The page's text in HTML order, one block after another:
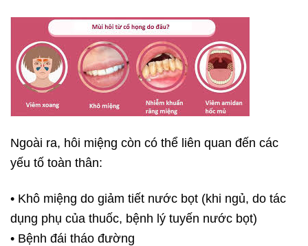
Ngoài ra, hôi miệng còn có thể liên quan đến các
yếu tố toàn thân:
• Khô miệng do giảm tiết nước bọt (khi ngủ, do tác
dụng phụ của thuốc, bệnh lý tuyến nước bọt)
• Bệnh đái tháo đường